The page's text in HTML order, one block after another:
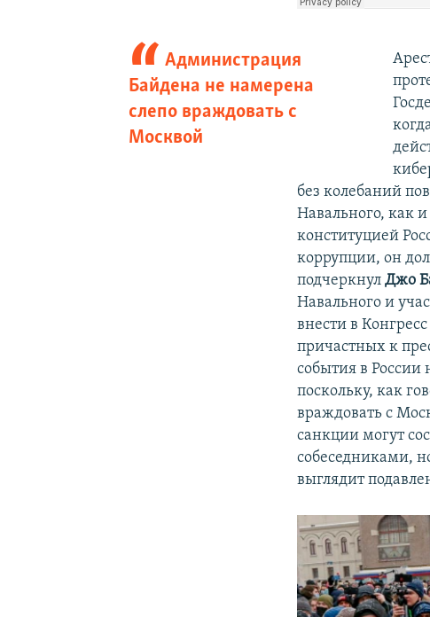
Администрация
Байдена не намерена
слепо враждовать с
Москвой
без колебаний
Навального, как
конституцией
коррупции, он
подчеркнулДжо
Навального и
внести в
причастных к
события в России
поскольку, как
враждовать с
санкции могут
собеседниками,
выглядит